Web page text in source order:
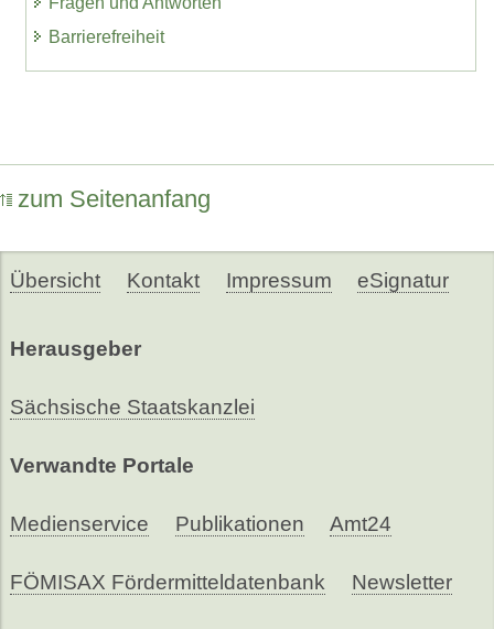
Barrierefreiheit
zum Seitenanfang
Übersicht Kontakt Impressum eSignatur
Herausgeber
Sächsische Staatskanzlei
Verwandte Portale
Medienservice Publikationen Amt24
FÖMISAX Fördermitteldatenbank Newsletter